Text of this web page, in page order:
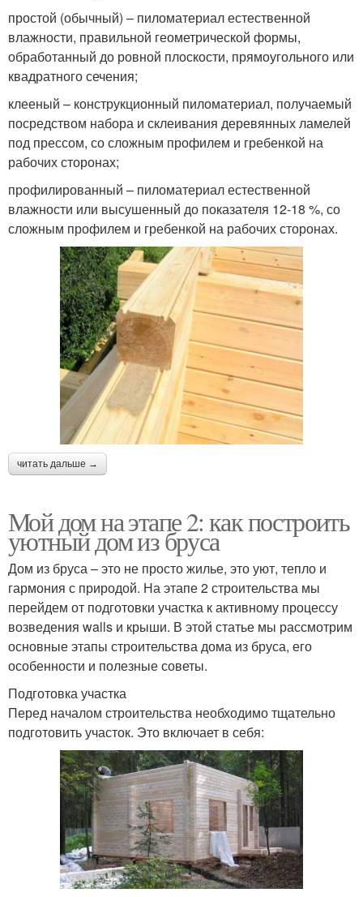
простой (обычный) – пиломатериал естественной
влажности, правильной геометрической формы,
обработанный до ровной плоскости, прямоугольного или
квадратного сечения;
клееный – конструкционный пиломатериал, получаемый
посредством набора и склеивания деревянных ламелей
под прессом, со сложным профилем и гребенкой на
рабочих сторонах;
профилированный – пиломатериал естественной
влажности или высушенный до показателя 12-18 %, со
сложным профилем и гребенкой на рабочих сторонах.
читать дальше →
Мой дом на этапе 2: как построить
уютный дом из бруса
Дом из бруса – это не просто жилье, это уют, тепло и
гармония с природой. На этапе 2 строительства мы
перейдем от подготовки участка к активному процессу
возведения walls и крыши. В этой статье мы рассмотрим
основные этапы строительства дома из бруса, его
особенности и полезные советы.
Подготовка участка
Перед началом строительства необходимо тщательно
подготовить участок. Это включает в себя: